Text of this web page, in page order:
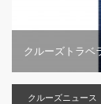
クルーズトラ
クルーズニュース